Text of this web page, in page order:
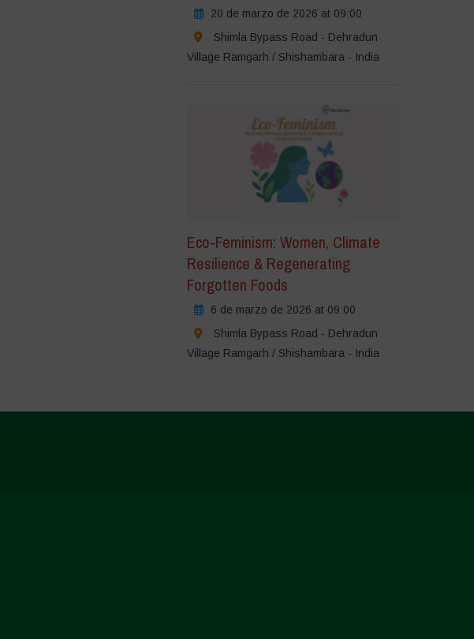
20 de marzo de 2026 at 09:00
Shimla Bypass Road - Dehradun
Village Ramgarh / Shishambara - India
Eco-Feminism: Women, Climate
Resilience & Regenerating
Forgotten Foods
6 de marzo de 2026 at 09:00
Shimla Bypass Road - Dehradun
Village Ramgarh / Shishambara - India